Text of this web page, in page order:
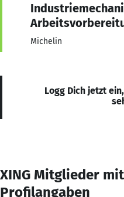
Michelin
Logg Dich jetzt
XING Mitglieder
Profilangaben